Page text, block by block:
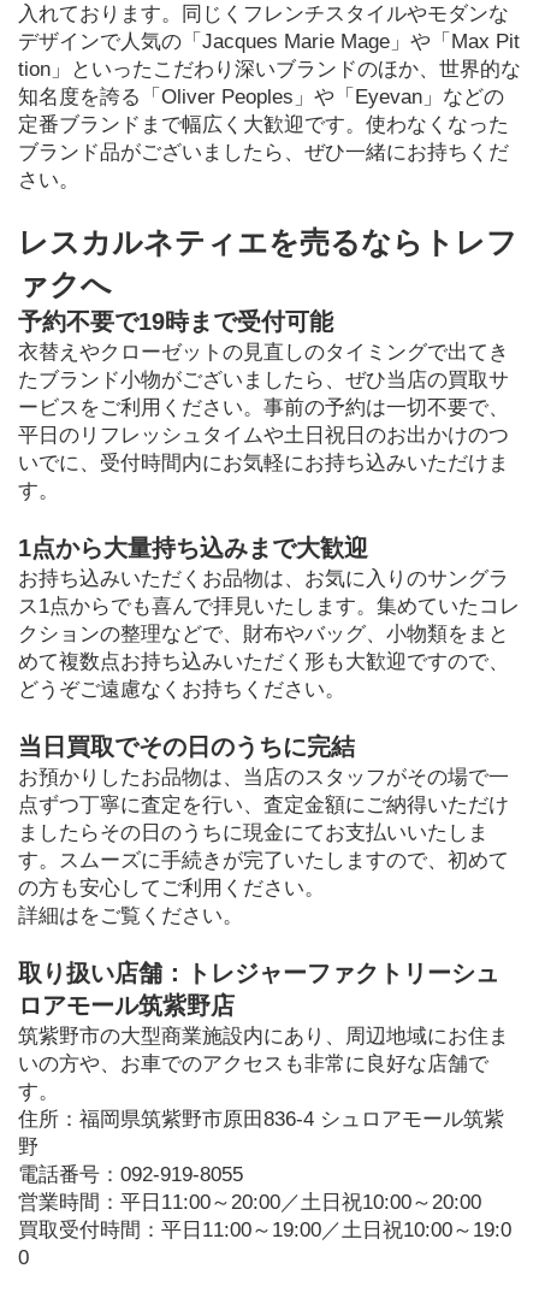
入れております。同じくフレンチスタイルやモダンな
デザインで人気の「Jacques Marie Mage」や「Max Pit
tion」といったこだわり深いブランドのほか、世界的な
知名度を誇る「Oliver Peoples」や「Eyevan」などの
定番ブランドまで幅広く大歓迎です。使わなくなった
ブランド品がございましたら、ぜひ一緒にお持ちくだ
さい。
レスカルネティエを売るならトレフ
ァクへ
予約不要で19時まで受付可能
衣替えやクローゼットの見直しのタイミングで出てき
たブランド小物がございましたら、ぜひ当店の買取サ
ービスをご利用ください。事前の予約は一切不要で、
平日のリフレッシュタイムや土日祝日のお出かけのつ
いでに、受付時間内にお気軽にお持ち込みいただけま
す。
1点から大量持ち込みまで大歓迎
お持ち込みいただくお品物は、お気に入りのサングラ
ス1点からでも喜んで拝見いたします。集めていたコレ
クションの整理などで、財布やバッグ、小物類をまと
めて複数点お持ち込みいただく形も大歓迎ですので、
どうぞご遠慮なくお持ちください。
当日買取でその日のうちに完結
お預かりしたお品物は、当店のスタッフがその場で一
点ずつ丁寧に査定を行い、査定金額にご納得いただけ
ましたらその日のうちに現金にてお支払いいたしま
す。スムーズに手続きが完了いたしますので、初めて
の方も安心してご利用ください。
詳細はをご覧ください。
取り扱い店舗：トレジャーファクトリーシュ
ロアモール筑紫野店
筑紫野市の大型商業施設内にあり、周辺地域にお住ま
いの方や、お車でのアクセスも非常に良好な店舗で
す。
住所：福岡県筑紫野市原田836-4 シュロアモール筑紫
野
電話番号：092-919-8055
営業時間：平日11:00～20:00／土日祝10:00～20:00
買取受付時間：平日11:00～19:00／土日祝10:00～19:0
0